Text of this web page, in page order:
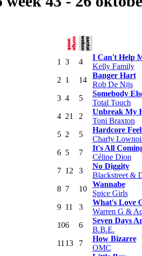
1 3 4
I Can't Help
Kelly Family
2 1 14
Banger Hart
Rob De Nijs
3 4 5
Somebody
Total Touch
4 21 2
Unbreak My
Toni Braxton
5 2 5
Hardcore
Charly
6 5 7
It's All
Céline Dion
7 12 3
No Diggity
Blackstreet &
8 7 10
Wannabe
Spice Girls
9 11 3
What's Love
Warren G &
106 6
Seven Days
B.B.E.
11 13 7
How Bizarre
OMC